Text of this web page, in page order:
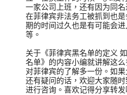
一家公司上班，还有因为同
在菲律宾非法务工被抓到也
期的时间过久也是有可能会
等。
关于《菲律宾黑名单的定义
名单》的内容小编就讲解这
对菲律宾的了解多一份。如
还有疑问的话，欢迎大家随
进行咨询。喜欢记得分享转发